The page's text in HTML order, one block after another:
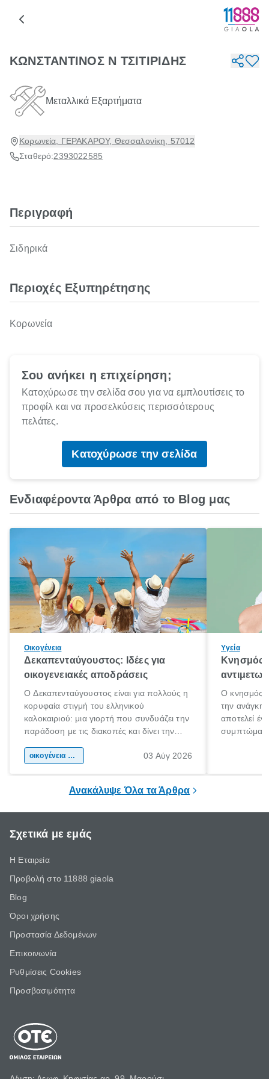
ΚΩΝΣΤΑΝΤΙΝΟΣ Ν ΤΣΙΤΙΡΙΔΗΣ
Μεταλλικά Εξαρτήματα
Κορωνεία, ΓΕΡΑΚΑΡΟΥ, Θεσσαλονίκη, 57012
Σταθερό:2393022585
Περιγραφή
Σιδηρικά
Περιοχές Εξυπηρέτησης
Κορωνεία
Σου ανήκει η επιχείρηση;
Κατοχύρωσε την σελίδα σου για να εμπλουτίσεις το
προφίλ και να προσελκύσεις περισσότερους
πελάτες.
Κατοχύρωσε την σελίδα
Ενδιαφέροντα Άρθρα από το Blog μας
Οικογένεια
Δεκαπενταύγουστος: Ιδέες για
οικογενειακές αποδράσεις
Ο Δεκαπενταύγουστος είναι για πολλούς η
κορυφαία στιγμή του ελληνικού
καλοκαιριού: μια γιορτή που συνδυάζει την
παράδοση με τις διακοπές και δίνει την
χώρας. Είτε πρόκειται για λίγες μέρες
οικογένεια & παιδί 03 Αύγ 2026
Υγεία
Κνησμός:
Ο κνησμός
την ανάγκη
αποτελεί
Ανακάλυψε Όλα τα Άρθρα
Σχετικά με εμάς
Η Εταιρεία
Προβολή στο 11888 giaola
Blog
Όροι χρήσης
Προστασία Δεδομένων
Επικοινωνία
Ρυθμίσεις Cookies
Προσβασιμότητα